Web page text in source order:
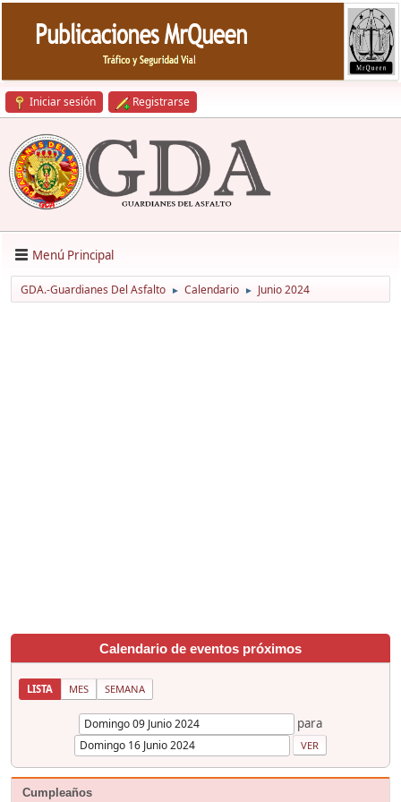
Iniciar sesión Registrarse
Menú Principal
GDA.-Guardianes Del Asfalto ► Calendario ► Junio 2024
Calendario de eventos próximos
LISTA MES SEMANA
para
Cumpleaños